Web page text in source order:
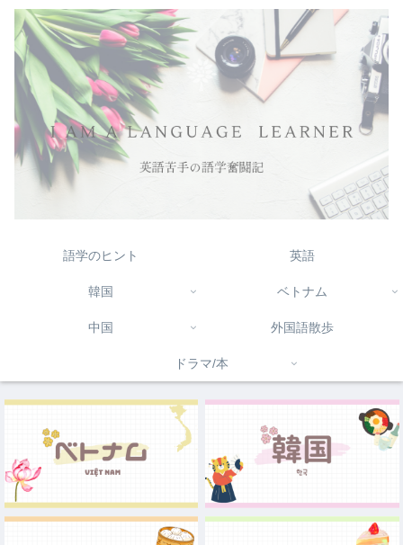
語学のヒント 英語
韓国 ベトナム
中国 外国語散歩
ドラマ/本